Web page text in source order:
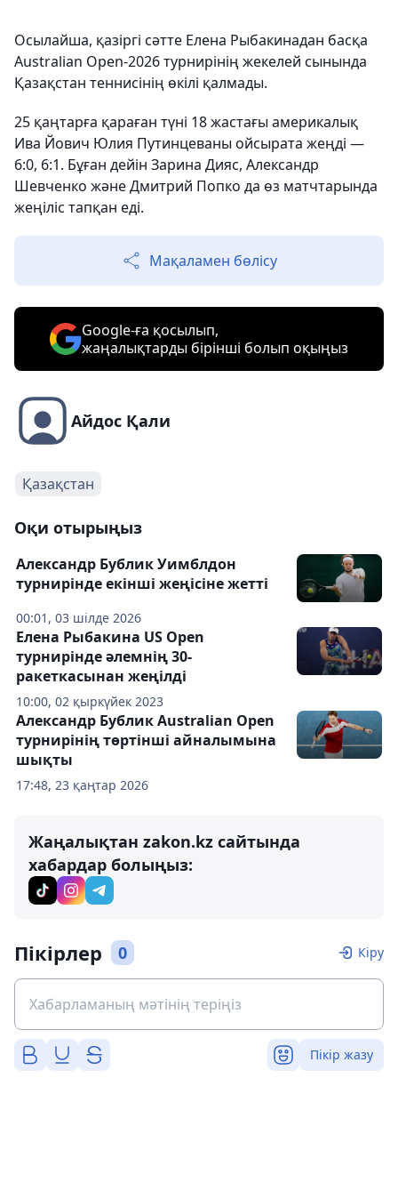
Осылайша, қазіргі сәтте Елена Рыбакинадан басқа
Australian Open-2026 турнирінің жекелей сынында
Қазақстан теннисінің өкілі қалмады.
25 қаңтарға қараған түні 18 жастағы америкалық
Ива Йович Юлия Путинцеваны ойсырата жеңді —
6:0, 6:1. Бұған дейін Зарина Дияс, Александр
Шевченко және Дмитрий Попко да өз матчтарында
жеңіліс тапқан еді.
Мақаламен бөлісу
Google-ға қосылып,
жаңалықтарды бірінші болып оқыңыз
Айдос Қали
Қазақстан
Оқи отырыңыз
00:01, 03 шілде 2026
Александр Бублик Уимблдон
турнирінде екінші жеңісіне жетті
10:00, 02 қыркүйек 2023
Елена Рыбакина US Open
турнирінде әлемнің 30-
ракеткасынан жеңілді
17:48, 23 қаңтар 2026
Александр Бублик Australian Open
турнирінің төртінші айналымына
шықты
Жаңалықтан zakon.kz сайтында
хабардар болыңыз:
Пікірлер 0 Кіру
Пікір жазу